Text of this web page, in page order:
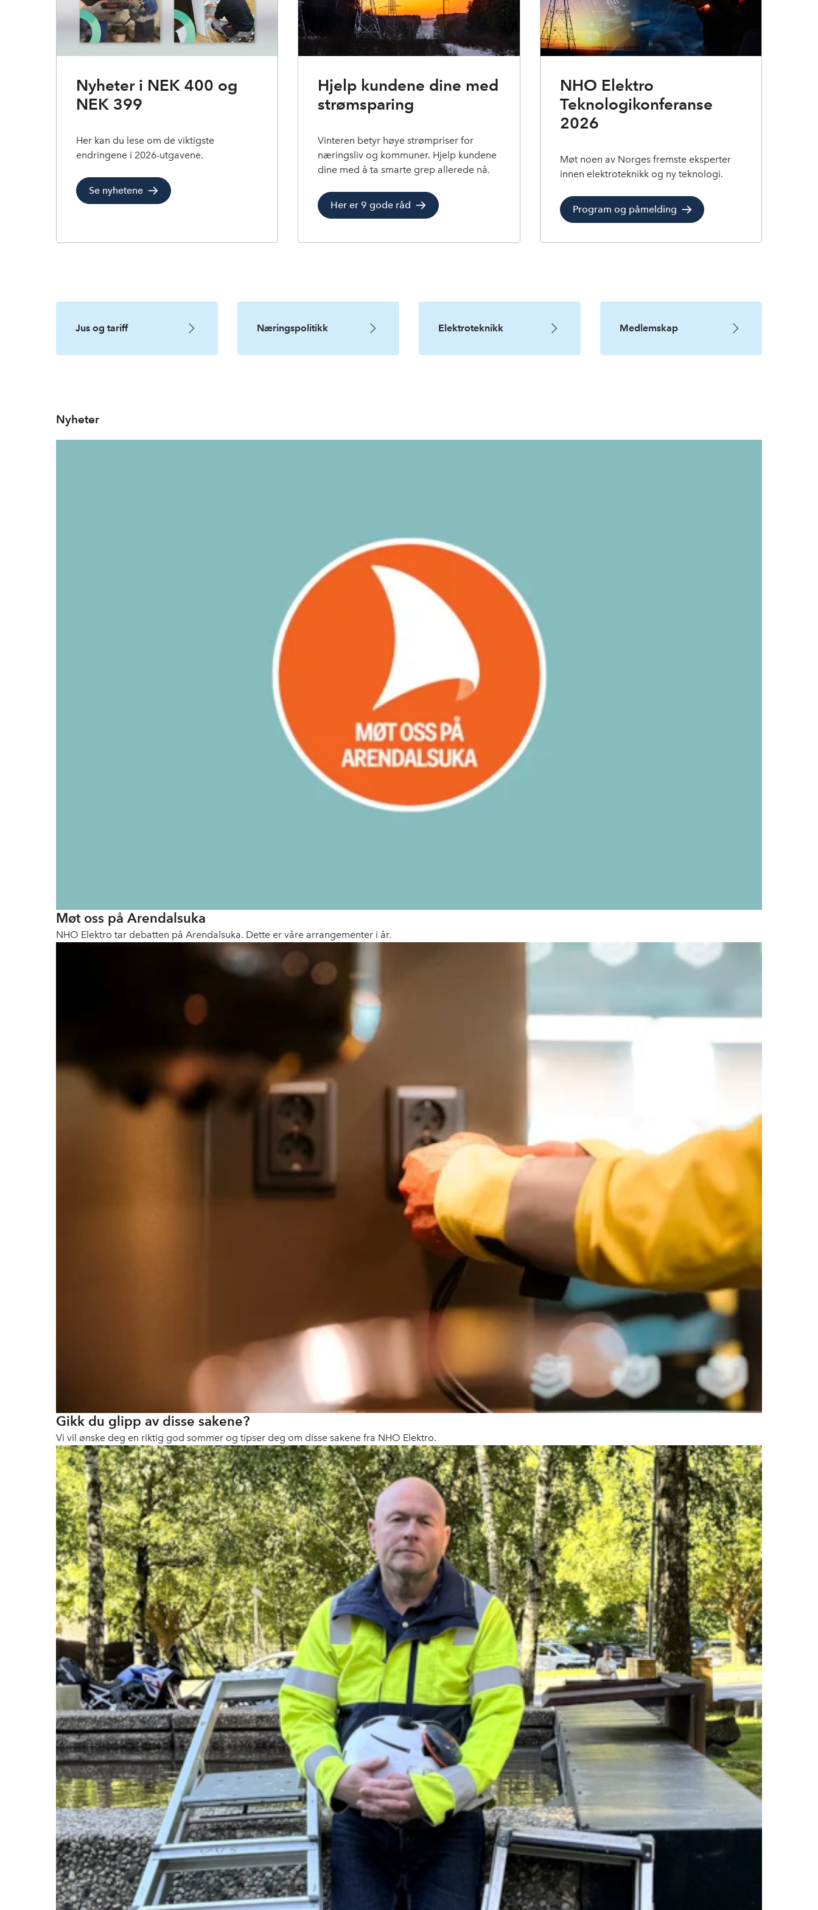
Nyheter i NEK 400 og
NEK 399
Her kan du lese om de viktigste
endringene i 2026-utgavene.
Se nyhetene
Hjelp kundene dine med
strømsparing
Vinteren betyr høye strømpriser for
næringsliv og kommuner. Hjelp kundene
dine med å ta smarte grep allerede nå.
Her er 9 gode råd
NHO Elektro
Teknologikonferanse
2026
Møt noen av Norges fremste eksperter
innen elektroteknikk og ny teknologi.
Program og påmelding
Jus og tariff Næringspolitikk Elektroteknikk Medlemskap
Nyheter
Møt oss på Arendalsuka
NHO Elektro tar debatten på Arendalsuka. Dette er våre arrangementer i år.
Gikk du glipp av disse sakene?
Vi vil ønske deg en riktig god sommer og tipser deg om disse sakene fra NHO Elektro.